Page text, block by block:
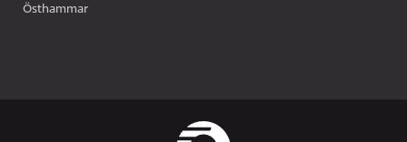
Östhammar